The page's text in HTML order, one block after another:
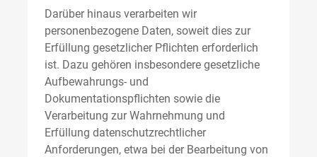
Darüber hinaus verarbeiten wir
personenbezogene Daten, soweit dies zur
Erfüllung gesetzlicher Pflichten erforderlich
ist. Dazu gehören insbesondere gesetzliche
Aufbewahrungs- und
Dokumentationspflichten sowie die
Verarbeitung zur Wahrnehmung und
Erfüllung datenschutzrechtlicher
Anforderungen, etwa bei der Bearbeitung von